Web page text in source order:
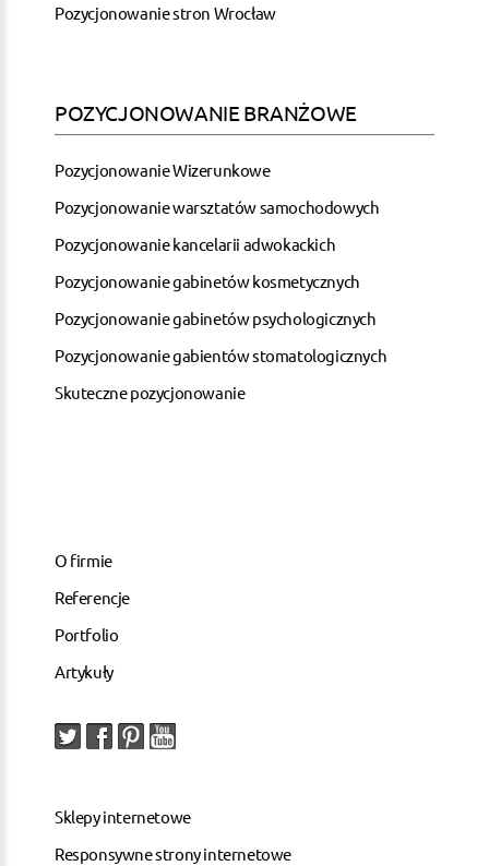
Pozycjonowanie stron Wrocław
POZYCJONOWANIE BRANŻOWE
Pozycjonowanie Wizerunkowe
Pozycjonowanie warsztatów samochodowych
Pozycjonowanie kancelarii adwokackich
Pozycjonowanie gabinetów kosmetycznych
Pozycjonowanie gabinetów psychologicznych
Pozycjonowanie gabientów stomatologicznych
Skuteczne pozycjonowanie
O firmie
Referencje
Portfolio
Artykuły
Sklepy internetowe
Responsywne strony internetowe